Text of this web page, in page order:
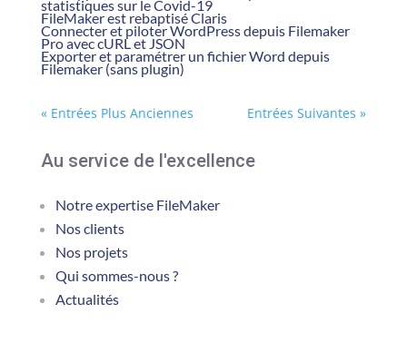
statistiques sur le Covid-19
FileMaker est rebaptisé Claris
Connecter et piloter WordPress depuis Filemaker
Pro avec cURL et JSON
Exporter et paramétrer un fichier Word depuis
Filemaker (sans plugin)
« Entrées Plus Anciennes Entrées Suivantes »
Au service de l'excellence
Notre expertise FileMaker
Nos clients
Nos projets
Qui sommes-nous ?
Actualités